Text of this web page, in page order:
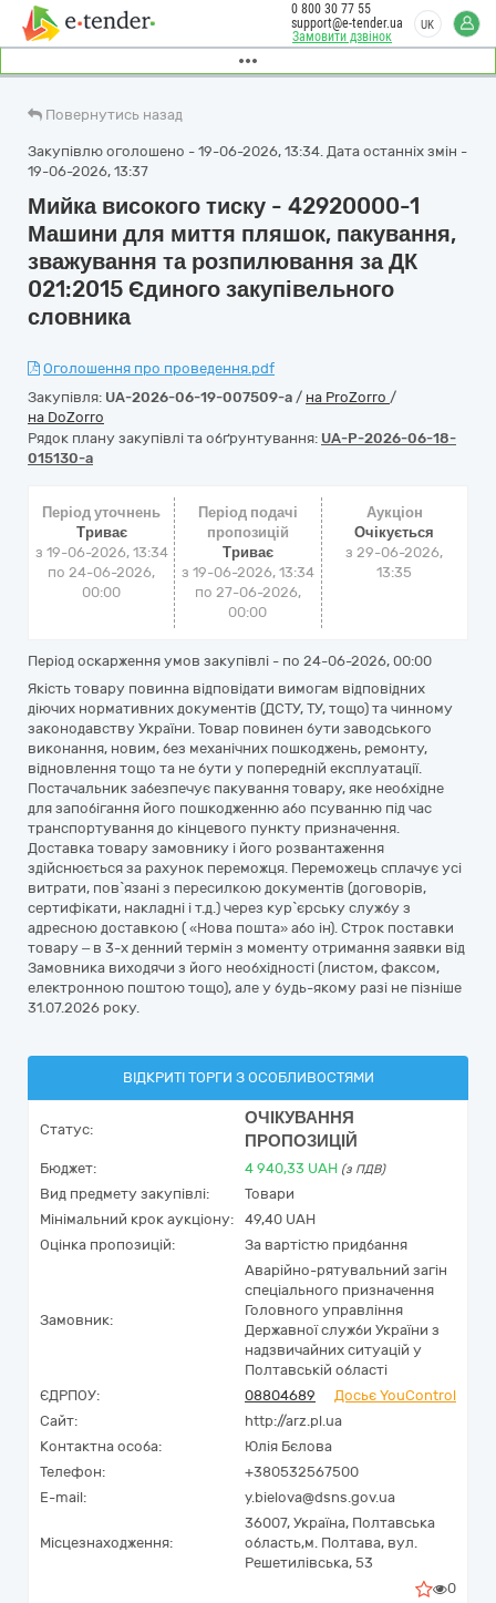
Замовити дзвінок
0 800 30 77 55
support@e-tender.ua
UK
Повернутись назад
Закупівлю оголошено - 19-06-2026, 13:34. Дата останніх змін -
19-06-2026, 13:37
Мийка високого тиску - 42920000-1
Машини для миття пляшок, пакування,
зважування та розпилювання за ДК
021:2015 Єдиного закупівельного
словника
Оголошення про проведення.pdf
Закупівля: UA-2026-06-19-007509-a / на ProZorro /
на DoZorro
Рядок плану закупівлі та обґрунтування: UA-P-2026-06-18-
015130-a
Період уточнень
Триває
з 19-06-2026, 13:34
по 24-06-2026,
00:00
Період подачі
пропозицій
Триває
з 19-06-2026, 13:34
по 27-06-2026,
00:00
Аукціон
Очікується
з29-06-2026,
13:35
Період оскарження умов закупівлі - по 24-06-2026, 00:00
Якість товару повинна відповідати вимогам відповідних
діючих нормативних документів (ДСТУ, ТУ, тощо) та чинному
законодавству України. Товар повинен бути заводського
виконання, новим, без механічних пошкоджень, ремонту,
відновлення тощо та не бути у попередній експлуатації.
Постачальник забезпечує пакування товару, яке необхідне
для запобігання його пошкодженню або псуванню під час
транспортування до кінцевого пункту призначення.
Доставка товару замовнику і його розвантаження
здійснюється за рахунок переможця. Переможець сплачує усі
витрати, пов`язані з пересилкою документів (договорів,
сертифікати, накладні і т.д.) через кур`єрську службу з
адресною доставкою ( «Нова пошта» або ін). Строк поставки
товару – в 3-х денний термін з моменту отримання заявки від
Замовника виходячи з його необхідності (листом, факсом,
електронною поштою тощо), але у будь-якому разі не пізніше
31.07.2026 року.
ВІДКРИТІ ТОРГИ З ОСОБЛИВОСТЯМИ
Статус:
ОЧІКУВАННЯ
ПРОПОЗИЦІЙ
Бюджет: 4 940,33 UAH (з ПДВ)
Вид предмету закупівлі:
Товари
Мінімальний крок аукціону:
49,40 UAH
Оцінка пропозицій:
За вартістю придбання
Замовник:
Аварійно-рятувальний загін
спеціального призначення
Головного управління
Державної служби України з
надзвичайних ситуацій у
Полтавській області
ЄДРПОУ:
08804689
Досьє YouControl
Сайт:
http://arz.pl.ua
Контактна особа:
Юлія Бєлова
Телефон:
+380532567500
E-mail:
y.bielova@dsns.gov.ua
Місцезнаходження:
36007, Україна, Полтавська
область,м. Полтава, вул.
Решетилівська, 53
0